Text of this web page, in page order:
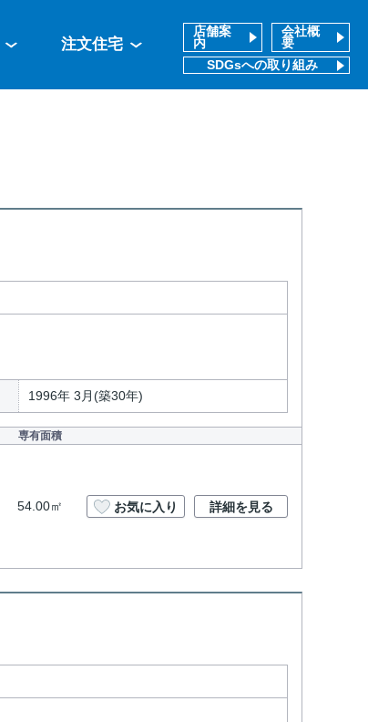
注文住宅
店舗案
内
会社概
要
SDGsへの取り組み
1996年 3月(築30年)
専有面積
54.00㎡ お気に入り 詳細を見る